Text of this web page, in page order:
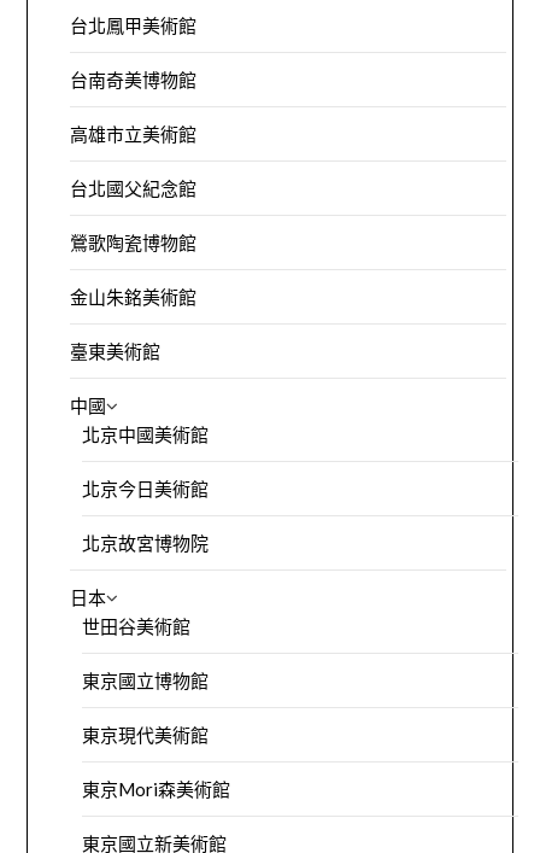
台北鳳甲美術館
台南奇美博物館
高雄市立美術館
台北國父紀念館
鶯歌陶瓷博物館
金山朱銘美術館
臺東美術館
中國
北京中國美術館
北京今日美術館
北京故宮博物院
日本
世田谷美術館
東京國立博物館
東京現代美術館
東京Mori森美術館
東京國立新美術館